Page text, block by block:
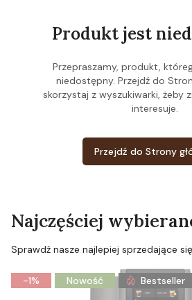
Produkt jest
Przepraszamy, produkt,
niedostępny. Przejdź do
skorzystaj z wyszukiwarki, żeby
interesuje.
Przejdź do Strony
Najczęściej
Sprawdź nasze najlepiej sprzedające
-1% Nowość Bestseller